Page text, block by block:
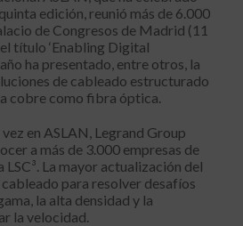
edición, reunió más de 6.000
de Congresos de Madrid (11
título ‘Enabling Digital
ha presentado, entre otros, la
de cableado estructurado
cobre como fibra óptica.
en ASLAN, Legrand Group
a más de 3.000 empresas de
La mayor actualización del
para resolver desafíos
la alta densidad y la
la velocidad.